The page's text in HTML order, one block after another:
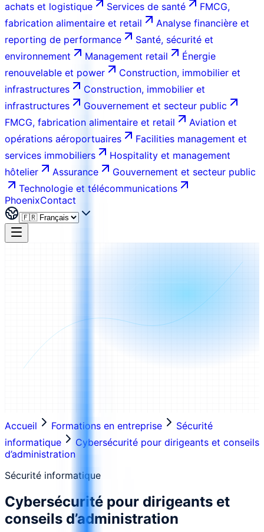
achats et logistique
Services de santé
FMCG,
fabrication alimentaire et retail
Analyse financière et
reporting de performance
Santé, sécurité et
environnement
Management retail
Énergie
renouvelable et power
Construction, immobilier et
infrastructures
Construction, immobilier et
infrastructures
Gouvernement et secteur public
FMCG, fabrication alimentaire et retail
Aviation et
opérations aéroportuaires
Facilities management et
services immobiliers
Hospitality et management
hôtelier
Assurance
Gouvernement et secteur public
Technologie et télécommunications
PhoenixContact
Accueil Formations en entreprise
Sécurité
informatique
Cybersécurité pour dirigeants et conseils
d’administration
Sécurité informatique
Cybersécurité pour dirigeants et
conseils d’administration